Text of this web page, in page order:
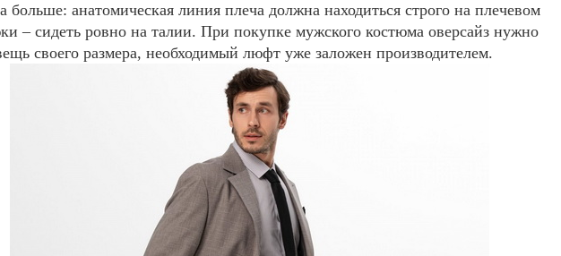
больше: анатомическая линия плеча должна находиться строго на плечевом
– сидеть ровно на талии. При покупке мужского костюма оверсайз нужно
своего размера, необходимый люфт уже заложен производителем.